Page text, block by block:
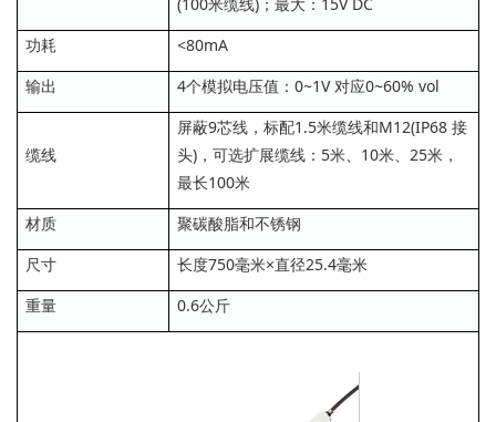
功耗
<80mA
输出
4个模拟电压值：0~1V 对应0~60% vol
缆线
屏蔽9芯线，标配1.5米缆线和M12(IP68 接
头)，可选扩展缆线：5米、10米、25米，
最长100米
材质
聚碳酸脂和不锈钢
尺寸
长度750毫米×直径25.4毫米
重量
0.6公斤